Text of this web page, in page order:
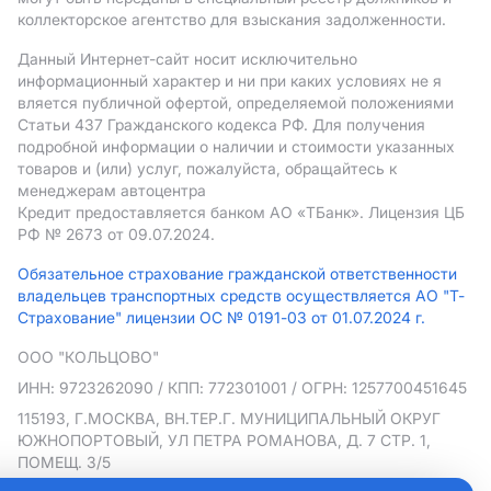
коллекторское агентство для взыскания задолженности.
Данный Интернет-сайт носит исключительно
информационный характер и ни при каких условиях не я
вляется публичной офертой, определяемой положениями
Статьи 437 Гражданского кодекса РФ. Для получения
подробной информации о наличии и стоимости указанных
товаров и (или) услуг, пожалуйста, обращайтесь к
менеджерам автоцентра
Кредит предоставляется банком АO «ТБанк». Лицензия ЦБ
РФ № 2673 от 09.07.2024.
Обязательное страхование гражданской ответственности
владельцев транспортных средств осуществляется АО "Т-
Страхование" лицензии ОС № 0191-03 от 01.07.2024 г.
ООО "КОЛЬЦОВО"
ИНН: 9723262090 / КПП: 772301001 / ОГРН: 1257700451645
115193, Г.МОСКВА, ВН.ТЕР.Г. МУНИЦИПАЛЬНЫЙ ОКРУГ
ЮЖНОПОРТОВЫЙ, УЛ ПЕТРА РОМАНОВА, Д. 7 СТР. 1,
ПОМЕЩ. 3/5